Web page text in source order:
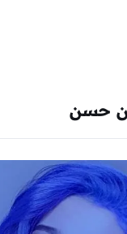
حسن